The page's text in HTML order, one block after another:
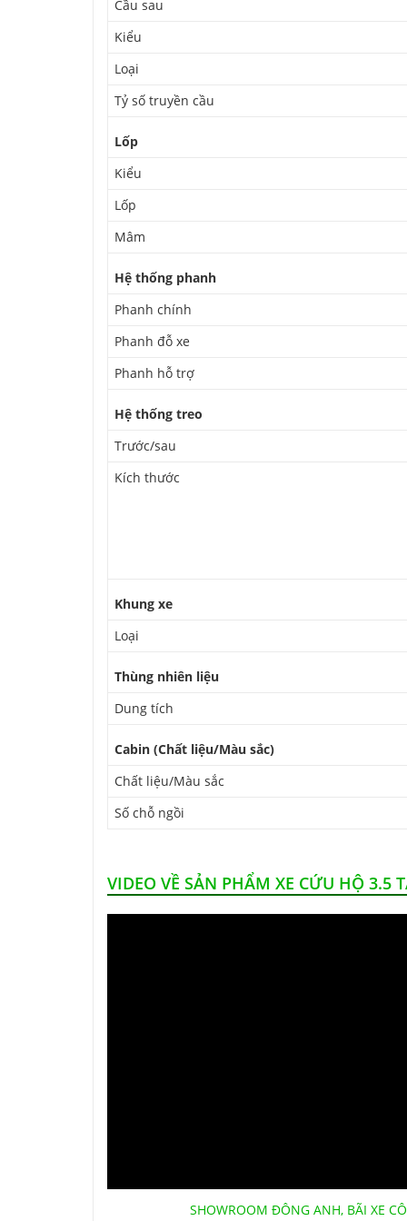
Cầu sau
Kiểu
Loại
Tỷ số truyền cầu
Lốp
Kiểu
Lốp
Mâm
Hệ thống phanh
Phanh chính
Phanh đỗ xe
Phanh hỗ trợ
Hệ thống treo
Trước/sau
Kích thước
Khung xe
Loại
Thùng nhiên liệu
Dung tích
Cabin (Chất liệu/Màu sắc)
Chất liệu/Màu sắc
Số chỗ ngồi
VIDEO VỀ SẢN PHẨM XE CỨU HỘ 3.5
SHOWROOM ĐÔNG ANH, BÃI XE